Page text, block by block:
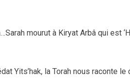
mourut à Kiryat Arbâ qui est
Yits’hak, la Torah nous raconte